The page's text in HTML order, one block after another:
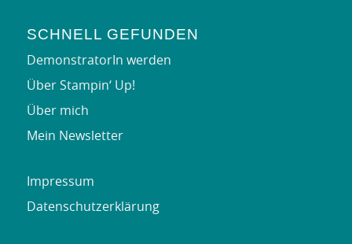
SCHNELL GEFUNDEN
DemonstratorIn werden
Über Stampin‘ Up!
Über mich
Mein Newsletter
Impressum
Datenschutzerklärung